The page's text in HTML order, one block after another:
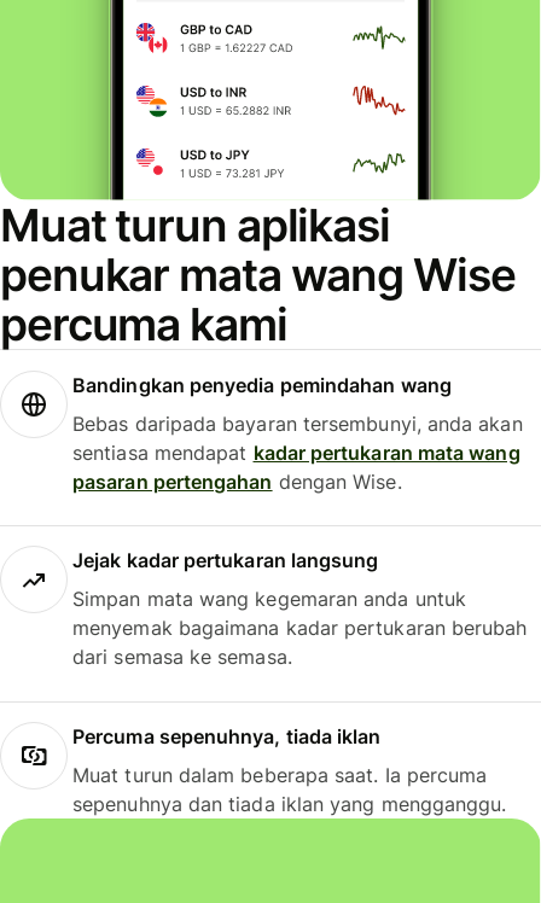
Muat turun aplikasi
penukar mata wang Wise
percuma kami
Bandingkan penyedia pemindahan wang
Bebas daripada bayaran tersembunyi, anda akan
sentiasa mendapat kadar pertukaran mata wang
pasaran pertengahan dengan Wise.
Jejak kadar pertukaran langsung
Simpan mata wang kegemaran anda untuk
menyemak bagaimana kadar pertukaran berubah
dari semasa ke semasa.
Percuma sepenuhnya, tiada iklan
Muat turun dalam beberapa saat. Ia percuma
sepenuhnya dan tiada iklan yang mengganggu.